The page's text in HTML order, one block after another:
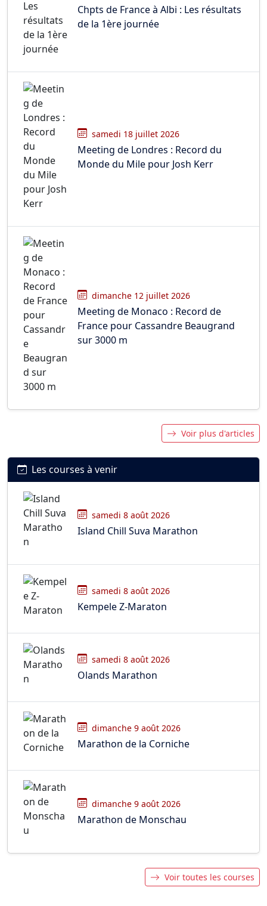
Chpts de France à Albi : Les résultats
de la 1ère journée
samedi 18 juillet 2026
Meeting de Londres : Record du
Monde du Mile pour Josh Kerr
dimanche 12 juillet 2026
Meeting de Monaco : Record de
France pour Cassandre Beaugrand
sur 3000 m
Voir plus d'articles
Les courses à venir
samedi 8 août 2026
Island Chill Suva Marathon
samedi 8 août 2026
Kempele Z-Maraton
samedi 8 août 2026
Olands Marathon
dimanche 9 août 2026
Marathon de la Corniche
dimanche 9 août 2026
Marathon de Monschau
Voir toutes les courses